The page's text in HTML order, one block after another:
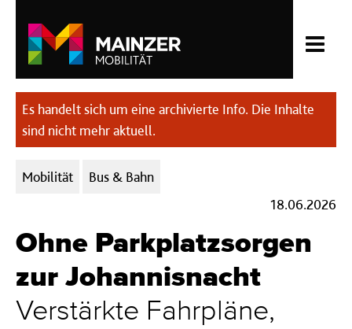
Es handelt sich um eine archivierte Info. Die Inhalte
sind nicht mehr aktuell.
Kategorien:
Mobilität
Bus & Bahn
18.06.2026
Ohne Parkplatzsorgen
zur Johannisnacht
Verstärkte Fahrpläne,